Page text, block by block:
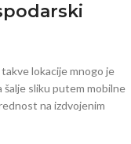
lokacije mnogo je
šalje sliku putem mobilne
na izdvojenim